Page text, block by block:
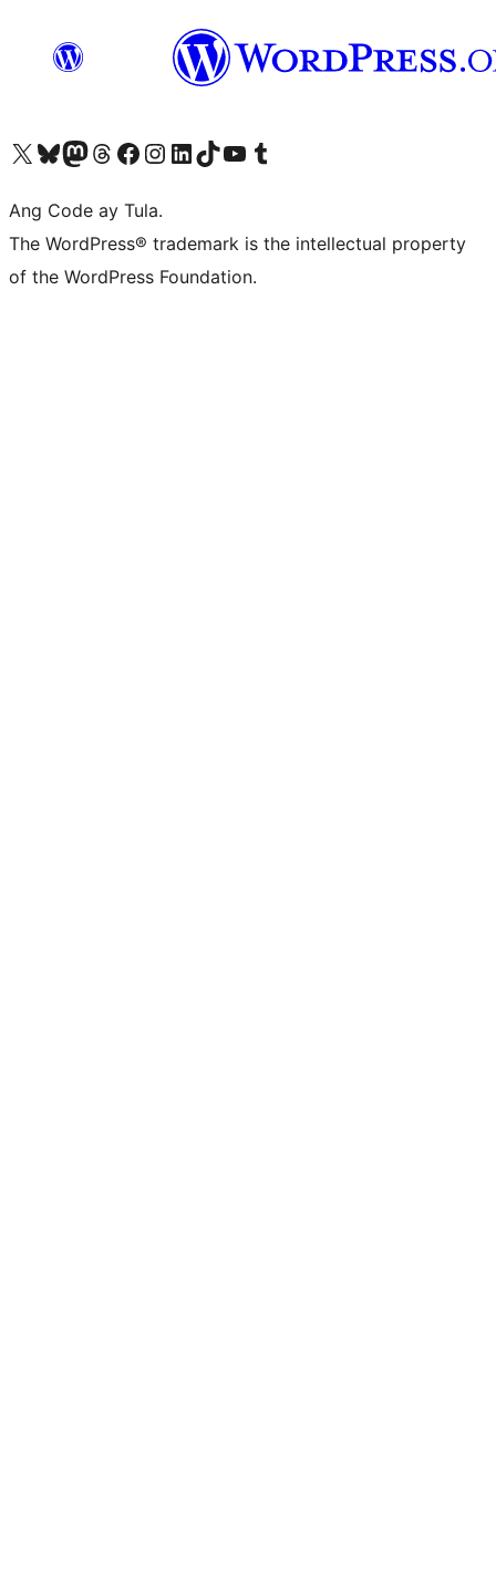
Visit our X (formerly Twitter) account
Bisitahin ang aming Bluesky account
Visit our Mastodon account
Bisitahin ang aming Threads account
Visit our Facebook page
Visit our Instagram account
Visit our LinkedIn account
Bisitahin ang aming TikTok account
Visit our YouTube channel
Bisitahin ang aming Tumblr account
Ang Code ay Tula.
The WordPress® trademark is the intellectual property
of the WordPress Foundation.